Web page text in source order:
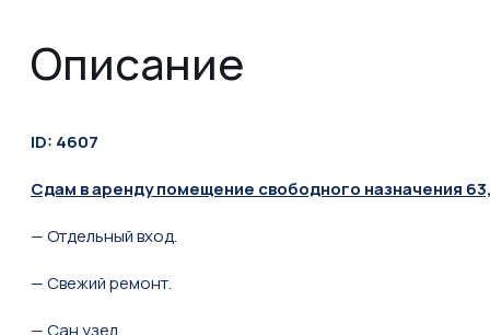
Описание
ID: 4607
Сдам в аренду помещение свободного назначения
— Отдельный вход.
— Свежий ремонт.
— Сан.узел.